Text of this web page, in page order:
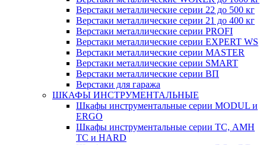
Верстаки металлические серии 22 до 500 кг
Верстаки металлические серии 21 до 400 кг
Верстаки металлические серии PROFI
Верстаки металлические серии EXPERT WS
Верстаки металлические серии MASTER
Верстаки металлические серии SMART
Верстаки металлические серии ВП
Верстаки для гаража
ШКАФЫ ИНСТРУМЕНТАЛЬНЫЕ
Шкафы инструментальные серии MODUL и
ERGO
Шкафы инструментальные серии ТС, АМН
ТС и HARD